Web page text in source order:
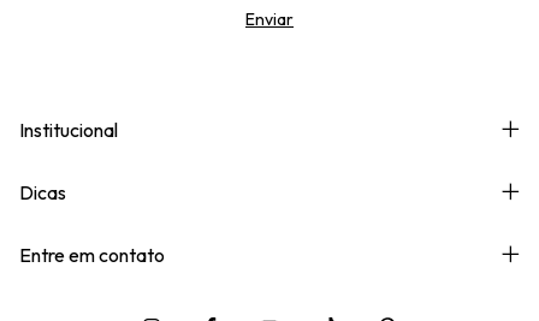
Institucional
Dicas
Entre em contato